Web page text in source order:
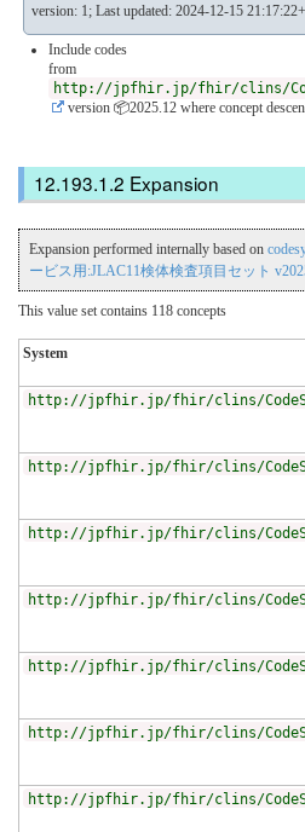
version: 1; Last updated: 2024-12-15
Include codes
from
http://jpfhir.jp/fhir/clins/
version 📦2025.12 where concept
Expansion
Expansion performed internally based on
ービス用:JLAC11検体検査項目セット
This value set contains 118 concepts
System
http://jpfhir.jp/fhir/clins/
http://jpfhir.jp/fhir/clins/
http://jpfhir.jp/fhir/clins/
http://jpfhir.jp/fhir/clins/
http://jpfhir.jp/fhir/clins/
http://jpfhir.jp/fhir/clins/
http://jpfhir.jp/fhir/clins/